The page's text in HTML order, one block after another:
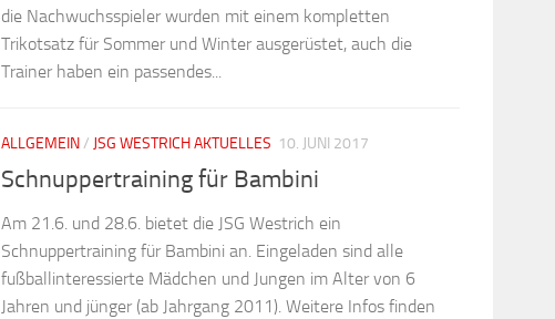
die Nachwuchsspieler wurden mit einem kompletten
Trikotsatz für Sommer und Winter ausgerüstet, auch die
Trainer haben ein passendes...
ALLGEMEIN/ JSG WESTRICH AKTUELLES 10. JUNI 2017
Schnuppertraining für Bambini
Am 21.6. und 28.6. bietet die JSG Westrich ein
Schnuppertraining für Bambini an. Eingeladen sind alle
fußballinteressierte Mädchen und Jungen im Alter von 6
Jahren und jünger (ab Jahrgang 2011). Weitere Infos finden